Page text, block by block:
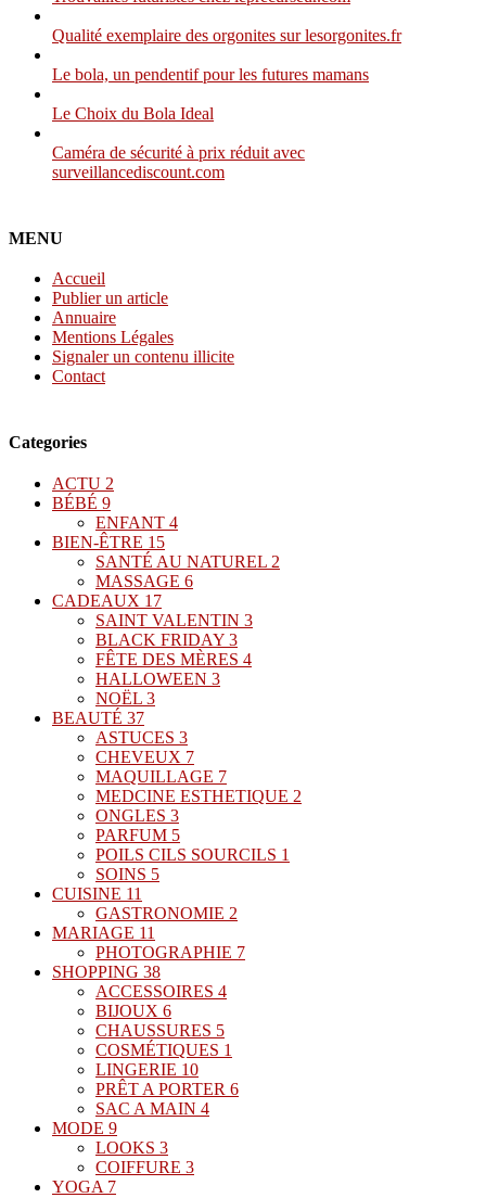
Qualité exemplaire des orgonites sur lesorgonites.fr
Le bola, un pendentif pour les futures mamans
Le Choix du Bola Ideal
Caméra de sécurité à prix réduit avec
surveillancediscount.com
MENU
Accueil
Publier un article
Annuaire
Mentions Légales
Signaler un contenu illicite
Contact
Categories
ACTU 2
BÉBÉ 9
ENFANT 4
BIEN-ÊTRE 15
SANTÉ AU NATUREL 2
MASSAGE 6
CADEAUX 17
SAINT VALENTIN 3
BLACK FRIDAY 3
FÊTE DES MÈRES 4
HALLOWEEN 3
NOËL 3
BEAUTÉ 37
ASTUCES 3
CHEVEUX 7
MAQUILLAGE 7
MEDCINE ESTHETIQUE 2
ONGLES 3
PARFUM 5
POILS CILS SOURCILS 1
SOINS 5
CUISINE 11
GASTRONOMIE 2
MARIAGE 11
PHOTOGRAPHIE 7
SHOPPING 38
ACCESSOIRES 4
BIJOUX 6
CHAUSSURES 5
COSMÉTIQUES 1
LINGERIE 10
PRÊT A PORTER 6
SAC A MAIN 4
MODE 9
LOOKS 3
COIFFURE 3
YOGA 7